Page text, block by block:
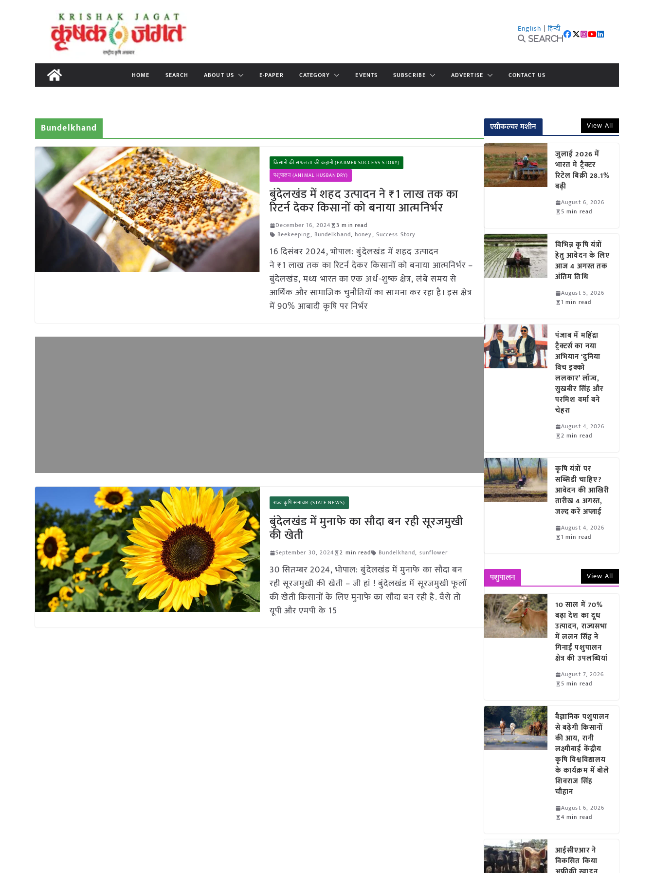
content
English | हिन्दी
Search
HOME SEARCH ABOUT US E-PAPER CATEGORY EVENTS SUBSCRIBE ADVERTISE CONTACT US
Bundelkhand
किसानों की सफलता की कहानी (FARMER SUCCESS STORY)
पशुपालन (ANIMAL HUSBANDRY)
बुंदेलखंड में शहद उत्पादन ने ₹1 लाख तक का
रिटर्न देकर किसानों को बनाया आत्मनिर्भर
December 16, 2024
3 min read
Beekeeping, Bundelkhand,honey, Success Story
16 दिसंबर 2024, भोपाल: बुंदेलखंड में शहद उत्पादन
ने ₹1 लाख तक का रिटर्न देकर किसानों को बनाया आत्मनिर्भर –
बुंदेलखंड, मध्य भारत का एक अर्ध-शुष्क क्षेत्र, लंबे समय से
आर्थिक और सामाजिक चुनौतियों का सामना कर रहा है। इस क्षेत्र
में 90% आबादी कृषि पर निर्भर
राज्य कृषि समाचार (STATE NEWS)
बुंदेलखंड में मुनाफे का सौदा बन रही सूरजमुखी
की खेती
September 30, 2024 2 min read Bundelkhand, sunflower
30 सितम्बर 2024, भोपाल: बुंदेलखंड में मुनाफे का सौदा बन
रही सूरजमुखी की खेती – जी हां ! बुंदेलखंड में सूरजमुखी फूलों
की खेती किसानों के लिए मुनाफे का सौदा बन रही है. वैसे तो
यूपी और एमपी के 15
एग्रीकल्चर मशीन View All
जुलाई 2026 में
भारत में ट्रैक्टर
रिटेल बिक्री 28.1%
बढ़ी
August 6, 2026
5 min read
विभिन्न कृषि यंत्रों
हेतु आवेदन के लिए
आज 4 अगस्त तक
अंतिम तिथि
August 5, 2026
1 min read
पंजाब में महिंद्रा
ट्रैक्टर्स का नया
अभियान ‘दुनिया
विच इक्को
ललकार’ लॉन्च,
सुखबीर सिंह और
परमिश वर्मा बने
चेहरा
August 4, 2026
2 min read
कृषि यंत्रों पर
सब्सिडी चाहिए?
आवेदन की आखिरी
तारीख 4 अगस्त,
जल्द करें अप्लाई
August 4, 2026
1 min read
पशुपालन View All
10 साल में 70%
बढ़ा देश का दूध
उत्पादन, राज्यसभा
में ललन सिंह ने
गिनाईं पशुपालन
क्षेत्र की उपलब्धियां
August 7, 2026
5 min read
वैज्ञानिक पशुपालन
से बढ़ेगी किसानों
की आय, रानी
लक्ष्मीबाई केंद्रीय
कृषि विश्वविद्यालय
के कार्यक्रम में बोले
शिवराज सिंह
चौहान
August 6, 2026
4 min read
आईसीएआर ने
विकसित किया